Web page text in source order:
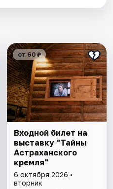
от 60 ₽
Входной билет на
выставку "Тайны
Астраханского
кремля"
6 октября 2026 •
вторник